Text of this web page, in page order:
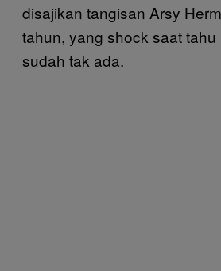
disajikan tangisan Arsy
tahun, yang shock saat
sudah tak ada.